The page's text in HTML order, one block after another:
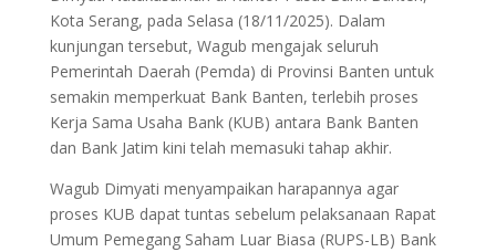
Kota Serang, pada Selasa (18/11/2025). Dalam
kunjungan tersebut, Wagub mengajak seluruh
Pemerintah Daerah (Pemda) di Provinsi Banten untuk
semakin memperkuat Bank Banten, terlebih proses
Kerja Sama Usaha Bank (KUB) antara Bank Banten
dan Bank Jatim kini telah memasuki tahap akhir.
Wagub Dimyati menyampaikan harapannya agar
proses KUB dapat tuntas sebelum pelaksanaan Rapat
Umum Pemegang Saham Luar Biasa (RUPS-LB) Bank